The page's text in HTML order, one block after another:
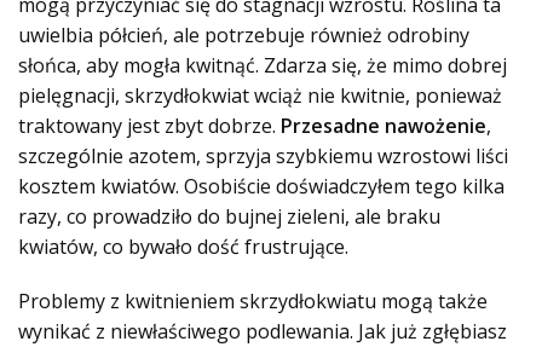
uwielbia półcień, ale potrzebuje również odrobiny
słońca, aby mogła kwitnąć. Zdarza się, że mimo dobrej
pielęgnacji, skrzydłokwiat wciąż nie kwitnie, ponieważ
traktowany jest zbyt dobrze. Przesadne nawożenie,
szczególnie azotem, sprzyja szybkiemu wzrostowi liści
kosztem kwiatów. Osobiście doświadczyłem tego kilka
razy, co prowadziło do bujnej zieleni, ale braku
kwiatów, co bywało dość frustrujące.
Problemy z kwitnieniem skrzydłokwiatu mogą także
wynikać z niewłaściwego podlewania. Jak już zgłębiasz